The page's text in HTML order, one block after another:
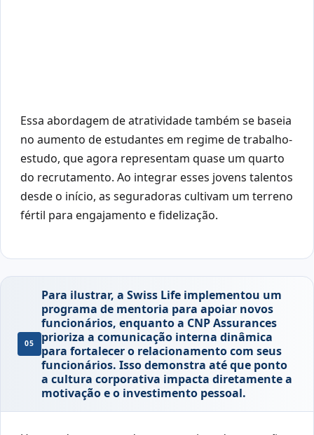
Essa abordagem de atratividade também se baseia
no aumento de estudantes em regime de trabalho-
estudo, que agora representam quase um quarto
do recrutamento. Ao integrar esses jovens talentos
desde o início, as seguradoras cultivam um terreno
fértil para engajamento e fidelização.
05
Para ilustrar, a Swiss Life implementou um
programa de mentoria para apoiar novos
funcionários, enquanto a CNP Assurances
prioriza a comunicação interna dinâmica
para fortalecer o relacionamento com seus
funcionários. Isso demonstra até que ponto
a cultura corporativa impacta diretamente a
motivação e o investimento pessoal.